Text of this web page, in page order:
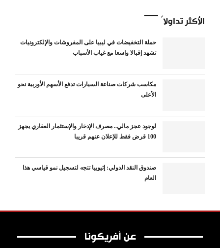
الأكثر تداولاً
حملة التخفيضات في ليبيا على المفروشات والإلكترونيات
تشهد إقبالا واسعا مع غياب الأسباب
مكاسب شركات صناعة السيارات تدفع الأسهم الأوربية نحو
الأعلى
لوجود عجز مالي.. مصرف الإدخار والإستثمار العقاري يجهز
100 قرض فقط للإعلان عنهم قريبا
صندوق النقد الدولي: إثيوبيا تتجه لتسجيل نمو قياسي هذا
العام
عن أفريكونا